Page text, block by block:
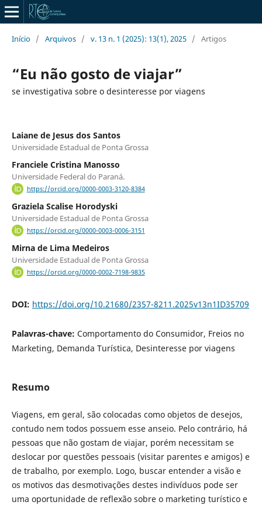
Início / Arquivos / v. 13 n. 1 (2025): 13(1), 2025 / Artigos
“Eu não gosto de viajar”
se investigativa sobre o desinteresse por viagens
Laiane de Jesus dos Santos
Universidade Estadual de Ponta Grossa
Franciele Cristina Manosso
Universidade Federal do Paraná.
https://orcid.org/0000-0003-3120-8384
Graziela Scalise Horodyski
Universidade Estadual de Ponta Grossa
https://orcid.org/0000-0003-0006-3151
Mirna de Lima Medeiros
Universidade Estadual de Ponta Grossa
https://orcid.org/0000-0002-7198-9835
DOI: https://doi.org/10.21680/2357-8211.2025v13n1ID35709
Palavras-chave: Comportamento do Consumidor, Freios no
Marketing, Demanda Turística, Desinteresse por viagens
Resumo
Viagens, em geral, são colocadas como objetos de desejos,
contudo nem todos possuem esse anseio. Pelo contrário, há
pessoas que não gostam de viajar, porém necessitam se
deslocar por questões pessoais (visitar parentes e amigos) e
de trabalho, por exemplo. Logo, buscar entender a visão e
os motivos das desmotivações destes indivíduos pode ser
uma oportunidade de reflexão sobre o marketing turístico e